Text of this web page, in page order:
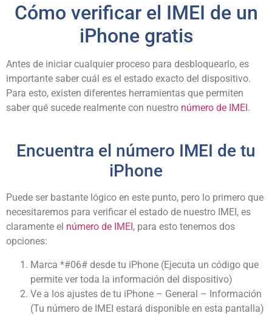
Cómo verificar el IMEI de un
iPhone gratis
Antes de iniciar cualquier proceso para desbloquearlo, es
importante saber cuál es el estado exacto del dispositivo.
Para esto, existen diferentes herramientas que permiten
saber qué sucede realmente con nuestro número de IMEI.
Encuentra el número IMEI de tu
iPhone
Puede ser bastante lógico en este punto, pero lo primero que
necesitaremos para verificar el estado de nuestro IMEI, es
claramente el número de IMEI , para esto tenemos dos
opciones:
Marca *#06# desde tu iPhone (Ejecuta un código que
permite ver toda la información del dispositivo)
Ve a los ajustes de tu iPhone – General – Información
(Tu número de IMEI estará disponible en esta pantalla)